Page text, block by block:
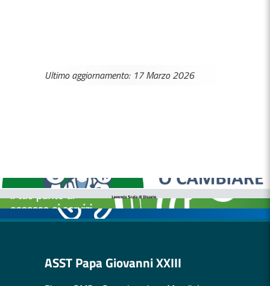
Ultimo aggiornamento: 17 Marzo 2026
BOLLETTINI DISAGIO DA CALORE
CASE DI COMUNITÀ
OSPEDALE DI COMUNITÀ
ASST Papa Giovanni XXIII